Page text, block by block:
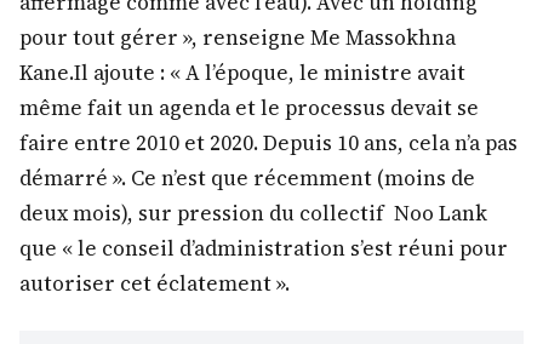
pour tout gérer », renseigne Me Massokhna
Kane.Il ajoute : « A l’époque, le ministre avait
même fait un agenda et le processus devait se
faire entre 2010 et 2020. Depuis 10 ans, cela n’a pas
démarré ». Ce n’est que récemment (moins de
deux mois), sur pression du collectif Noo Lank
que « le conseil d’administration s’est réuni pour
autoriser cet éclatement ».